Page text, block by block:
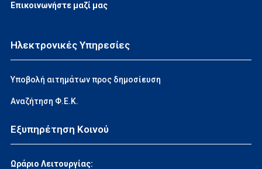
Επικοινωνήστε μαζί μας
Ηλεκτρονικές Υπηρεσίες
Υποβολή αιτημάτων προς δημοσίευση
Αναζήτηση Φ.Ε.Κ.
Εξυπηρέτηση Κοινού
Ωράριο Λειτουργίας: